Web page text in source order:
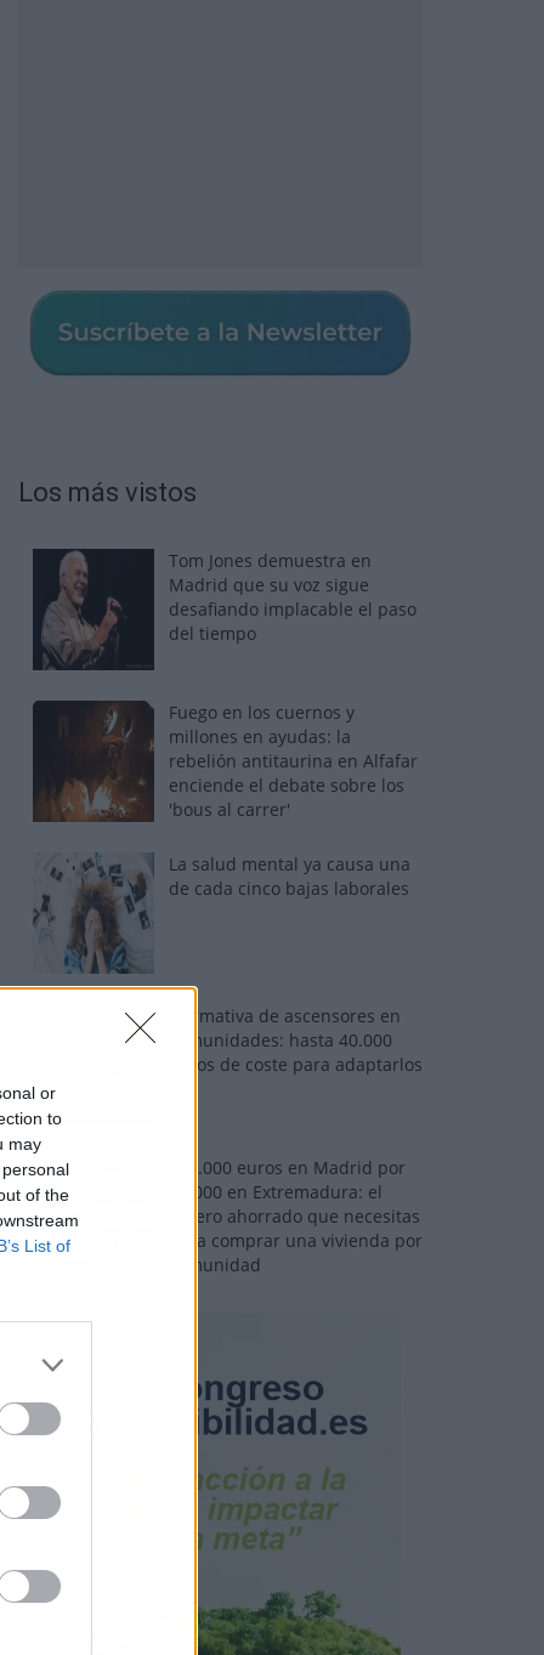
or
to
may
of the
List of
Los más vistos
Tom Jones demuestra en
Madrid que su voz sigue
desafiando implacable el paso
del tiempo
Fuego en los cuernos y
millones en ayudas: la
rebelión antitaurina en Alfafar
enciende el debate sobre los
'bous al carrer'
La salud mental ya causa una
de cada cinco bajas laborales
Normativa de ascensores en
comunidades: hasta 40.000
euros de coste para adaptarlos
110.000 euros en Madrid por
31.000 en Extremadura: el
dinero ahorrado que necesitas
para comprar una vivienda por
comunidad